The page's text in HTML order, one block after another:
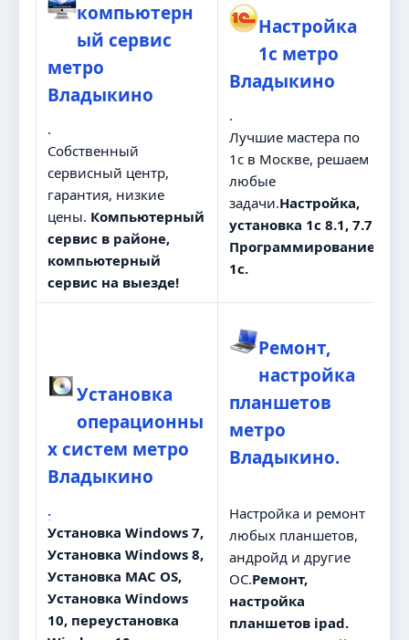
компьютерн
ый сервис
метро
Владыкино
.
Собственный
сервисный центр,
гарантия, низкие
цены. Компьютерный
сервис в районе,
компьютерный
сервис на выезде!
Настройка
1с метро
Владыкино
.
Лучшие мастера по
1с в Москве, решаем
любые
задачи.Настройка,
установка 1с 8.1, 7.7.
Программирование
1с.
Установка
операционны
х систем метро
Владыкино
.
Установка Windows 7,
Установка Windows 8,
Установка MAC OS,
Установка Windows
10, переустановка
Ремонт,
настройка
планшетов
метро
Владыкино.
Настройка и ремонт
любых планшетов,
андройд и другие
ОС.Ремонт,
настройка
планшетов ipad.